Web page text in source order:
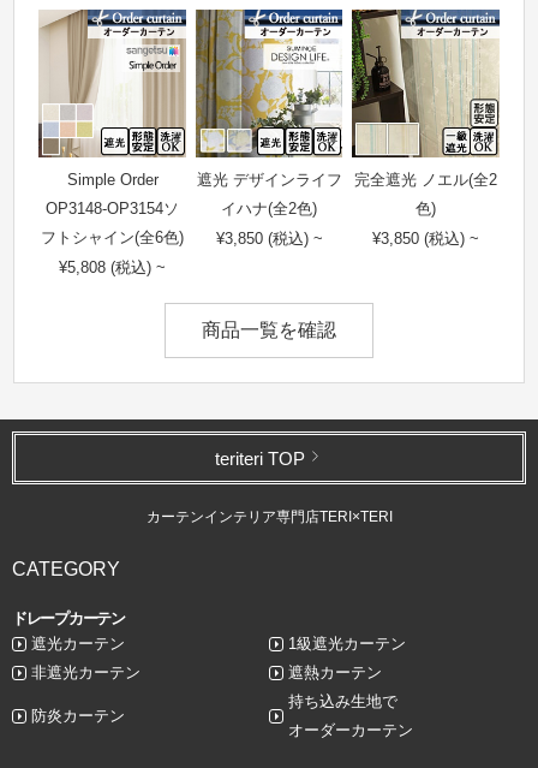
Simple Order
OP3148-OP3154ソ
フトシャイン(全6色)
¥5,808 (税込) ~
遮光 デザインライフ
イハナ(全2色)
¥3,850 (税込) ~
完全遮光 ノエル(全2
色)
¥3,850 (税込) ~
商品一覧を確認
teriteri TOP
カーテンインテリア専門店TERI×TERI
CATEGORY
ドレープカーテン
遮光カーテン
1級遮光カーテン
非遮光カーテン
遮熱カーテン
防炎カーテン
持ち込み生地で
オーダーカーテン